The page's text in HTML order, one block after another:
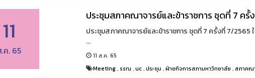
11
ค. 65
ประชุมสภาคณาจารย์และข้าราชการ ชุดที่ 7 ค
ประชุมสภาคณาจารย์และข้าราชการ ชุดที่ 7 ครั้งที่ 7/2565
...
11 ส.ค. 65
Meeting, ssru ,uc,ประชุม ,ฝ่ายกิจการสภามหาวิทยาลัย ,สภาคณ